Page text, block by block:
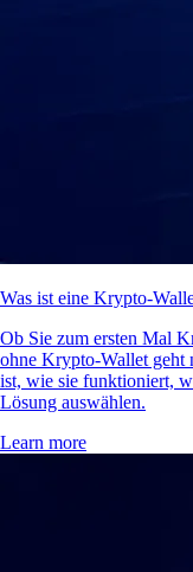
Was ist eine Krypto-
Ob Sie zum ersten Mal
ohne Krypto-Wallet geht
ist, wie sie funktioniert,
Lösung auswählen.
Learn more